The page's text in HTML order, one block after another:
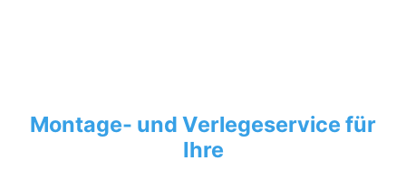
Montage- und Verlegeservice für
Ihre